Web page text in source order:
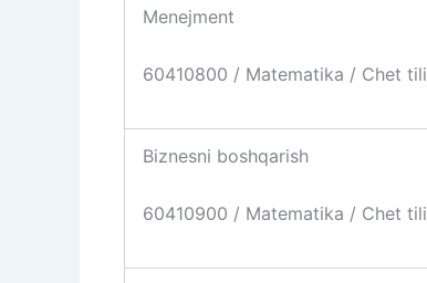
Menejment
60410800 / Matematika / Chet tili
Biznesni boshqarish
60410900 / Matematika / Chet tili